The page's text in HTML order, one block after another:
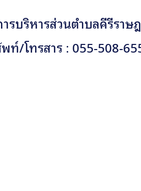
รบริหารส่วนตำบลคีรีรา
ท์/โทรสาร : 055-508-